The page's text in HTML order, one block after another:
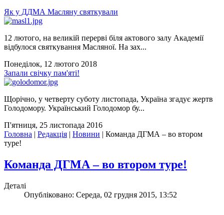
Як у ДДМА Масляну святкували
12 лютого, на великій перерві біля актового залу Академії
відбулося святкування Масляної. На зах...
Понеділок, 12 лютого 2018
Запали свічку пам'яті!
Щорічно, у четверту суботу листопада, Україна згадує жертв
Голодомору. Український Голодомор бу...
П'ятниця, 25 листопада 2016
Головна | Редакція | Новини | Команда ДГМА – во втором
туре!
Команда ДГМА – во втором туре!
Деталі
Опубліковано: Середа, 02 грудня 2015, 13:52